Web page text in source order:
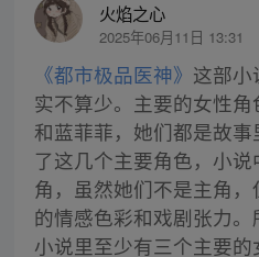
火焰之心
2025年06月11日 13:31
《都市极品医神》 这部小
实不算少。主要的女性
和蓝菲菲，她们都是故
了这几个主要角色，小
角，虽然她们不是主角
的情感色彩和戏剧张力
小说里至少有三个主要的